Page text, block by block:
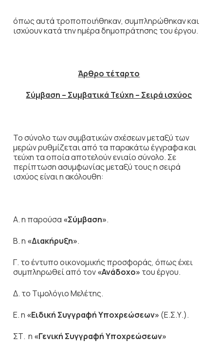
όπως αυτά τροποποιήθηκαν, συμπληρώθηκαν και
ισχύουν κατά την ημέρα δημοπράτησης του έργου.
Άρθρο τέταρτο
Σύμβαση – Συμβατικά Τεύχη – Σειρά ισχύος
Το σύνολο των συμβατικών σχέσεων μεταξύ των
μερών ρυθμίζεται από τα παρακάτω έγγραφα και
τεύχη τα οποία αποτελούν ενιαίο σύνολο. Σε
περίπτωση ασυμφωνίας μεταξύ τους η σειρά
ισχύος είναι η ακόλουθη:
Α. η παρούσα «Σύμβαση».
Β. η «Διακήρυξη».
Γ. το έντυπο οικονομικής προσφοράς, όπως έχει
συμπληρωθεί από τον«Ανάδοχο» του έργου.
Δ. το Τιμολόγιο Μελέτης.
Ε. η «Ειδική Συγγραφή Υποχρεώσεων» (Ε.Σ.Υ.).
ΣΤ. η «Γενική Συγγραφή Υποχρεώσεων»